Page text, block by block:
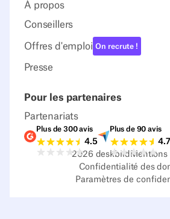
À propos
Conseillers
Offres d'emploi On recrute !
Presse
Pour les partenaires
Partenariats
Notes G2
Plus de 300 avis
4.5
Notes
Plus de 90 avis
4.7
2026 deskbirdMentions
Confidentialité des
Paramètres de